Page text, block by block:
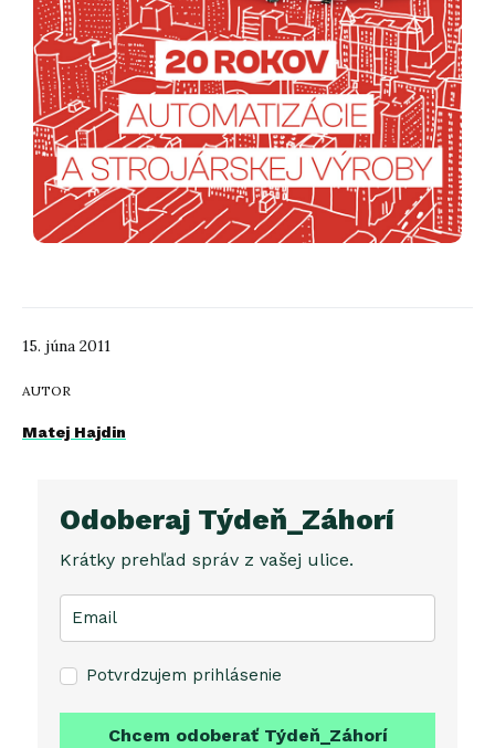
15. júna 2011
AUTOR
Matej Hajdin
Odoberaj Týdeň_Záhorí
Krátky prehľad správ z vašej ulice.
Potvrdzujem prihlásenie
Chcem odoberať Týdeň_Záhorí